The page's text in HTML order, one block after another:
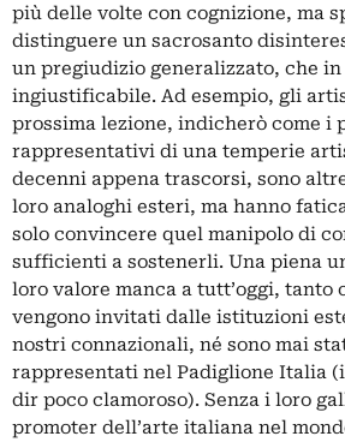
più delle volte con cognizione, ma
distinguere un sacrosanto
un pregiudizio generalizzato, che
ingiustificabile. Ad esempio, gli
prossima lezione, indicherò come i
rappresentativi di una temperie
decenni appena trascorsi, sono
loro analoghi esteri, ma hanno
solo convincere quel manipolo di
sufficienti a sostenerli. Una piena
loro valore manca a tutt’oggi, tanto
vengono invitati dalle istituzioni
nostri connazionali, né sono mai
rappresentati nel Padiglione Italia
dir poco clamoroso). Senza i loro
promoter dell’arte italiana nel